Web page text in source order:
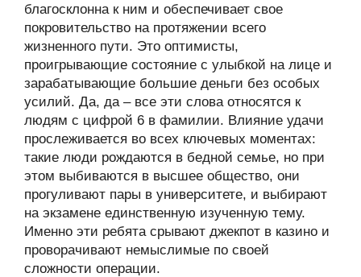
благосклонна к ним и обеспечивает свое
покровительство на протяжении всего
жизненного пути. Это оптимисты,
проигрывающие состояние с улыбкой на лице и
зарабатывающие большие деньги без особых
усилий. Да, да – все эти слова относятся к
людям с цифрой 6 в фамилии. Влияние удачи
прослеживается во всех ключевых моментах:
такие люди рождаются в бедной семье, но при
этом выбиваются в высшее общество, они
прогуливают пары в университете, и выбирают
на экзамене единственную изученную тему.
Именно эти ребята срывают джекпот в казино и
проворачивают немыслимые по своей
сложности операции.